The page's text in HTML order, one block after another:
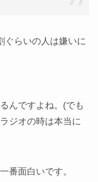
ぐらいの人は嫌いに
んですよね。(でも
ジオの時は本当に
番面白いです。